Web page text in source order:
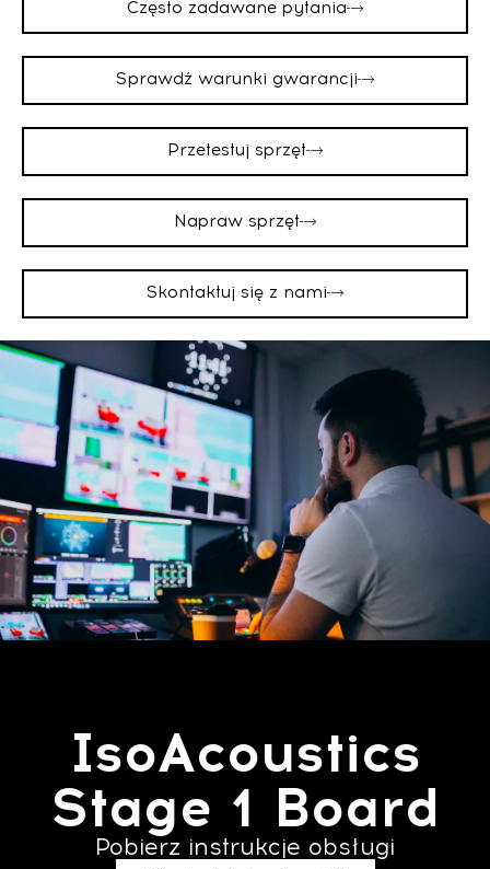
Często zadawane pytania
Sprawdź warunki gwarancji
Przetestuj sprzęt
Napraw sprzęt
Skontaktuj się z nami
IsoAcoustics
Stage 1 Board
Pobierz instrukcje obsługi